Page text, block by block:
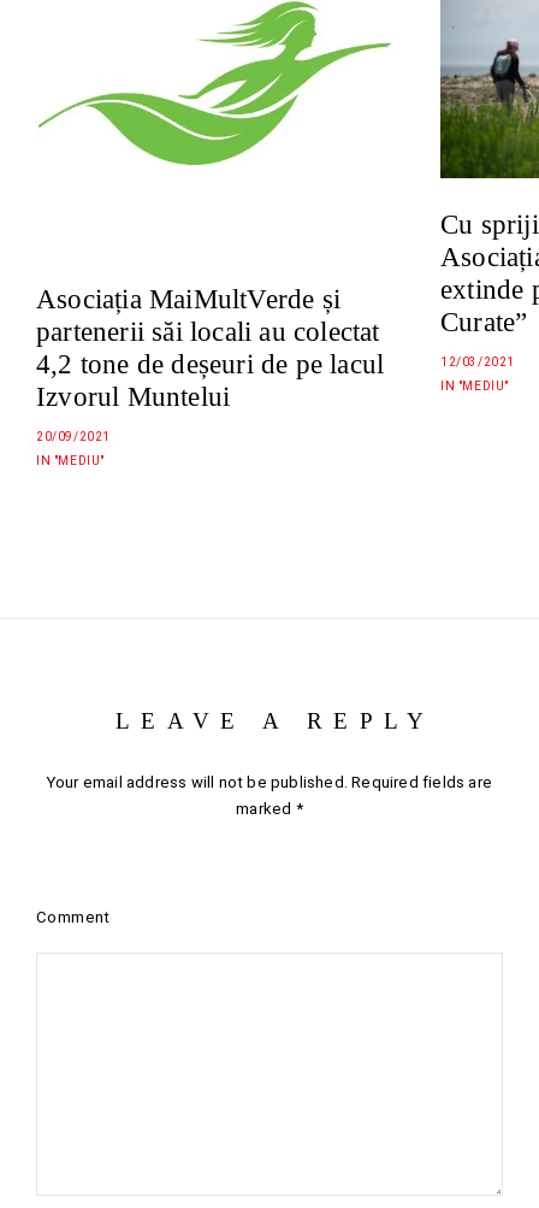
Asociația MaiMultVerde și
partenerii săi locali au colectat
4,2 tone de deșeuri de pe lacul
Izvorul Muntelui
20/09/2021
IN "MEDIU"
Cu
extinde
Curate”
12/03/2021
IN "MEDIU"
LEAVE A REPLY
Your email address will not be published. Required fields are
marked *
Comment